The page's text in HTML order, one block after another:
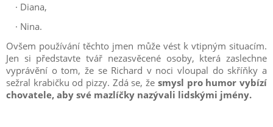
· Diana,
· Nina.
Ovšem používání těchto jmen může vést k vtipným situacím.
Jen si představte tvář nezasvěcené osoby, která zaslechne
vyprávění o tom, že se Richard v noci vloupal do skříňky a
sežral krabičku od pizzy. Zdá se, že smysl pro humor vybízí
chovatele, aby své mazlíčky nazývali lidskými jmény.